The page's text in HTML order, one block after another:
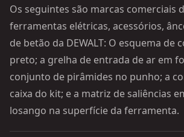
Os seguintes são marcas comerciais
ferramentas elétricas, acessórios,
de betão da DEWALT: O esquema de
preto; a grelha de entrada de ar em
conjunto de pirâmides no punho; a
caixa do kit; e a matriz de saliências
losango na superfície da ferramenta.